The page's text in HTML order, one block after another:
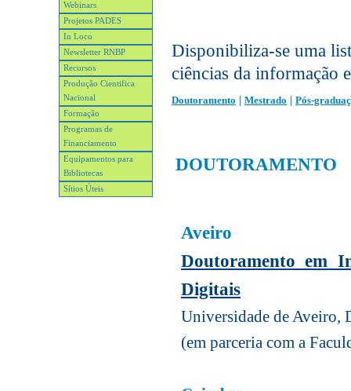
Webinars
Projetos PADES
In Loco
Newsletter RNBP
Recursos
Produção Cientifica
Nacional
Formação
Programas de
Financiamento
Equipamentos para
Bibliotecas
Sítios Úteis
Disponibiliza-se uma
ciências da informação
Doutoramento | Mestrado | Pós-
DOUTORAMENTO
Aveiro
Doutoramento em
Digitais
Universidade de Aveiro,
(em parceria com a